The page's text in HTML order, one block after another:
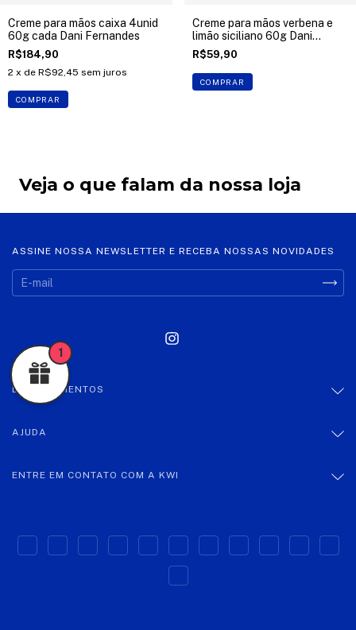
Creme para mãos caixa 4unid
60g cada Dani Fernandes
R$184,90
2 x de R$92,45 sem juros
COMPRAR
Creme para mãos verbena e
limão siciliano 60g Dani
Fernandes
R$59,90
COMPRAR
Veja o que falam da nossa loja
ASSINE NOSSA NEWSLETTER E RECEBA NOSSAS NOVIDADES
DEPARTAMENTOS
AJUDA
ENTRE EM CONTATO COM A KWI
1